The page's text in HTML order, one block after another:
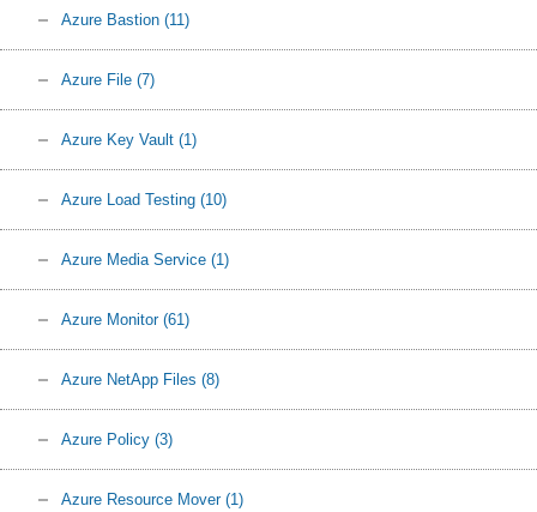
Azure Bastion (11)
Azure File (7)
Azure Key Vault (1)
Azure Load Testing (10)
Azure Media Service (1)
Azure Monitor (61)
Azure NetApp Files (8)
Azure Policy (3)
Azure Resource Mover (1)